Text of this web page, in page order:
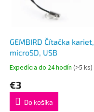
GEMBIRD Čítačka kariet,
microSD, USB
Expedícia do 24 hodín (>5 ks)
€3
Do košíka